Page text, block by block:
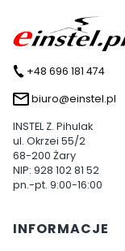
+48 696 181 474
biuro@einstel.pl
INSTEL Z. Pihulak
ul. Okrzei 55/2
68-200 Żary
NIP: 928 102 81 52
pn.-pt. 9:00-16:00
Linki w stopce
INFORMACJE